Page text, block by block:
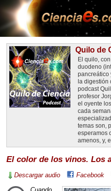
Quilo de
El quilo,
duodeno
pancreático
la digestión
podcast
profesor
el oyente
cada
temas son,
esperamos
amenos, y,
El color de los vinos. Los
Descargar audio Facebook